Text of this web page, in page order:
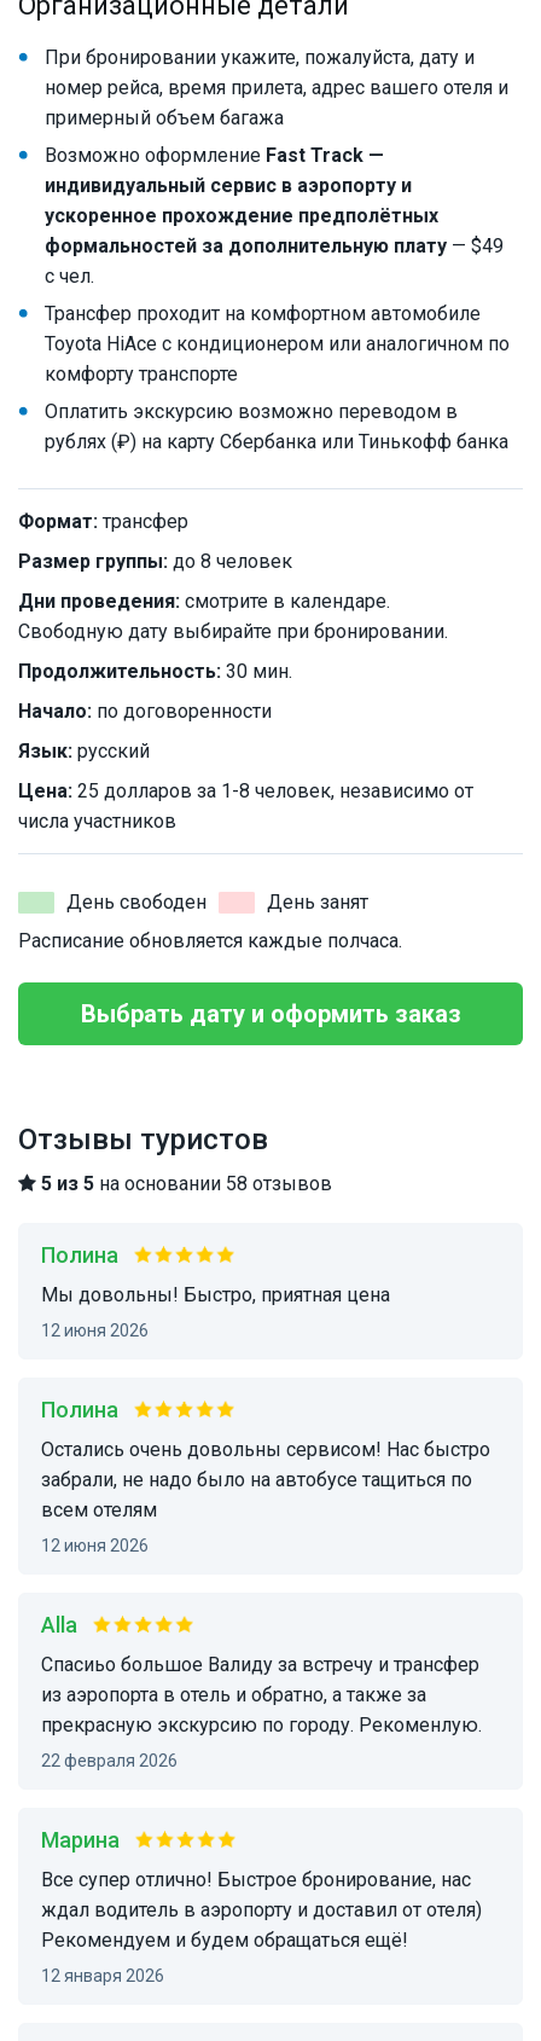
При бронировании укажите, пожалуйста, дату и
номер рейса, время прилета, адрес вашего отеля и
примерный объем багажа
Возможно оформление Fast Track —
индивидуальный сервис в аэропорту и
ускоренное прохождение предполётных
формальностей за дополнительную плату — $49
с чел.
Трансфер проходит на комфортном автомобиле
Toyota HiAce с кондиционером или аналогичном по
комфорту транспорте
Оплатить экскурсию возможно переводом в
рублях (₽) на карту Сбербанка или Тинькофф банка
Формат: трансфер
Размер группы: до 8 человек
Дни проведения: смотрите в календаре.
Свободную дату выбирайте при бронировании.
Продолжительность: 30 мин.
Начало: по договоренности
Язык: русский
Цена: 25 долларов за 1-8 человек, независимо от
числа участников
День свободен
День занят
Расписание обновляется каждые полчаса.
Выбрать дату и оформить заказ
Отзывы туристов
5 из 5 на основании 58 отзывов
Полина
Мы довольны! Быстро, приятная цена
12 июня 2026
Полина
Остались очень довольны сервисом! Нас быстро
забрали, не надо было на автобусе тащиться по
всем отелям
12 июня 2026
Alla
Спасиьо большое Валиду за встречу и трансфер
из аэропорта в отель и обратно, а также за
прекрасную экскурсию по городу. Рекоменлую.
22 февраля 2026
Марина
Все супер отлично! Быстрое бронирование, нас
ждал водитель в аэропорту и доставил от отеля)
Рекомендуем и будем обращаться ещё!
12 января 2026